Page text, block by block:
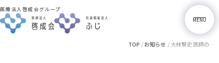
MENU
医療法人啓成会グループ
TOP お知らせ 大林賢史 医師の対談動画がyoutubeにアップされました（2024年8月9日）